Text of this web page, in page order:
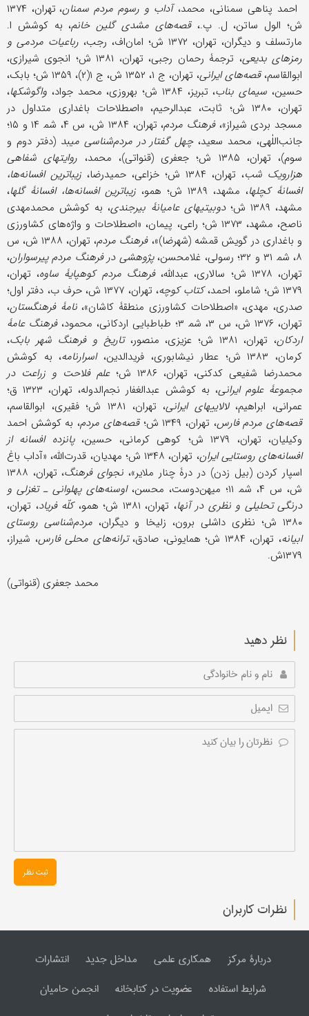
احمد پناهی سمنانی، محمد، آداب و رسوم مردم سمنان
، تهران، ۱۳۷۴
ش؛ الول ساتن، ل. پ.،قصه‌های مشدی گلین خانم، به کوشش ا.
مارتسلف و دیگران، تهران، ۱۳۷۲ ش؛ امان‌اف، رجب،
رباعیات مردمی و
رمزهای بدیعی
، ترجمۀ رحمان رجبی، تهران، ۱۳۸۱ ش؛ انجوی شیرازی،
ابوالقاسم، قصه‌های ایرانی
، تهران، ج ۱، ۱۳۵۲ ش، ج ۱(۲)، ۱۳۵۹ ش؛ بابک،
حسین، سیمای بناب، تبریز، ۱۳۸۴ ش؛ بهروزی، محمد جواد، واگوشکها،
تهران، ۱۳۸۰ ش؛ ثابت، عبدالرحیم، «اصطلاحات باغداری متداول در
مسجد بردی شیراز»، فرهنگ مردم
، تهران، ۱۳۸۴ ش، س ۴، شم‍ ۱۴ و ۱۵؛
جانب‌اللٰهی، محمد سعید،چهل گفتار در مردم‌شناسی میبد (دفتر دوم و
سوم)، تهران، ۱۳۸۵ ش؛ جعفری (قنواتی)، محمد،
روایتهای شفاهی
هزارویک شب، تهران، ۱۳۸۴ ش؛ خزاعی، حمیدرضا،
زیباترین افسانه‌ها،
افسانۀ کچلها، مشهد، ۱۳۸۹ ش؛ همو، زیباترین افسانه‌ها، افسانۀ گلها،
مشهد، ۱۳۸۹ ش؛
دوبیتیهای عامیانۀ بیرجندی، به کوشش محمدمهدی
ناصح، مشهد، ۱۳۷۳ ش؛ راعی، پیمان، «اصطلاحات و واژه‌های کشاورزی
و باغداری در گویش قمشه (شهرضا)»،فرهنگ مردم
، تهران، ۱۳۸۸ ش، س
۸، شم‍ ۳۱ و ۳۲؛ رسولی، غلامحسن،
پژوهشی در فرهنگ مردم پیرسواران،
تهران، ۱۳۷۸ ش؛ سالاری، عبدالله،
فرهنگ مردم کوهپایۀ ساوه، تهران،
۱۳۷۹ ش؛ شاملو، احمد،
کتاب کوچه
، تهران، ۱۳۷۷ ش، حرف ب، دفتر اول؛
صدری، مهدی، «اصطلاحات کشاورزی منطقۀ کاشان»،نامۀ فرهنگستان،
تهران، ۱۳۷۶ ش، س ۳، شم‍ ۳؛ طباطبایی اردکانی، محمود،
فرهنگ عامۀ
اردکان، تهران، ۱۳۸۱ ش؛ عزیزی، منصور، تاریخ و فرهنگ شهر بابک،
کرمان، ۱۳۸۳ ش؛ عطار نیشابوری، فریدالدین،
اسرارنامه، به کوشش
محمدرضا شفیعی کدکنی، تهران، ۱۳۸۶ ش؛
علم فلاحت و زراعت در
مجموعۀ علوم ایرانی
، به کوشش عبدالغفار نجم‌الدوله، تهران، ۱۳۲۳ ق؛
عمرانی، ابراهیم، لالاییهای ایرانی، تهران، ۱۳۸۱ ش؛ فقیری، ابوالقاسم،
قصه‌های مردم فارس، تهران، ۱۳۴۹ ش؛ قصه‌های مردم، به کوشش احمد
وکیلیان، تهران، ۱۳۷۹ ش؛ کوهی کرمانی، حسین،
پانزده افسانه از
افسانه‌های روستایی ایران
، تهران، ۱۳۴۸ ش؛ مهدیان، قدرت‌الله، «آداب باغ
اسپار کردن (بیل زدن) در درۀ چنار ملایر»، نجوای فرهنگ
، تهران، ۱۳۸۸
ش، س ۴، شم‍ ۱۱؛ میهن‌دوست، محسن،
اوسنه‌های پهلوانی ـ تغزلی و
درنگی تحلیلی و نظری در آنها، تهران، ۱۳۸۱ ش؛ همو، کلّه فریاد، تهران،
۱۳۸۰ ش؛ نظری داشلی برون، زلیخا و دیگران،
مردم‌شناسی روستای
ابیانه، تهران، ۱۳۸۴ ش؛ همایونی، صادق، ترانه‌های محلی فارس، شیراز،
۱۳۷۹ش.
محمد جعفری (قنواتی)
نظر دهید
ثبت نظر
نظرات کاربران
دربارۀ مرکز همکاری علمی مداخل جدید
انتشارات
شرایط استفاده
عضویت در کتابخانه
انجمن حامیان